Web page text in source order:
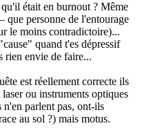
était en burnout ? Même
que personne de l'entourage
le moins contradictoire)...
quand t'es dépressif
rien envie de faire...
est réellement correcte ils
ou instruments optiques
n'en parlent pas, ont-ils
au sol ?) mais motus.